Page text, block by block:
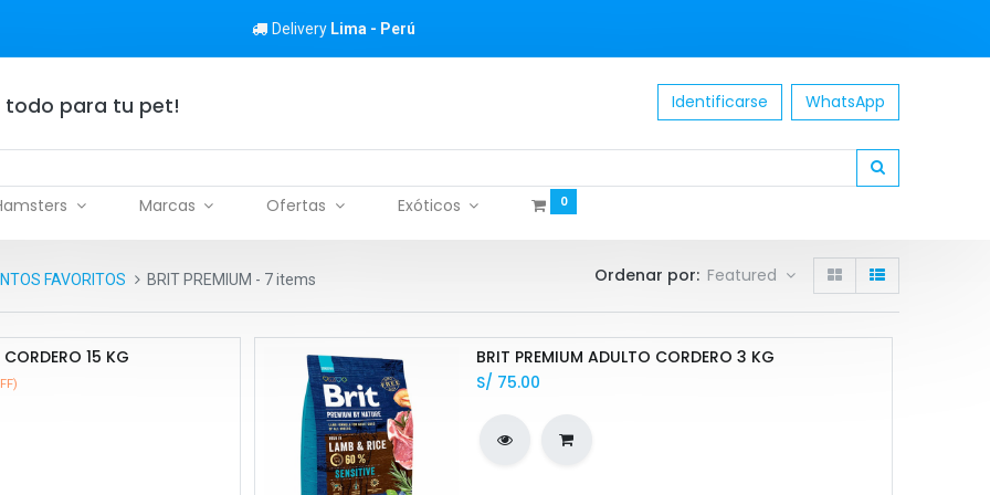
Delivery Lima - Perú
todo para tu pet! Identificarse WhatsApp
Marcas Ofertas Exóticos 0
FAVORITOS BRIT PREMIUM - 7 items Ordenar por: Featured
15 KG
BRIT PREMIUM ADULTO CORDERO 3 KG
S/ 75.00